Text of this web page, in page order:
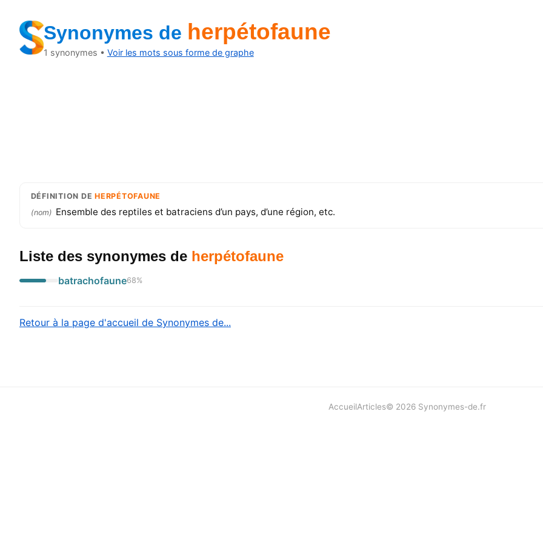
Synonymes de herpétofaune
1 synonymes • Voir les mots sous forme de graphe
DÉFINITION DEHERPÉTOFAUNE
(nom) Ensemble des reptiles et batraciens d’un pays, d’une région, etc.
Liste des synonymes de herpétofaune
batrachofaune68%
Retour à la page d'accueil de Synonymes de...
AccueilArticles© 2026 Synonymes-de.fr